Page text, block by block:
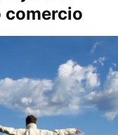
comercio